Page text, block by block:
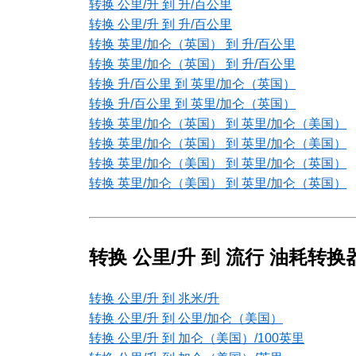
转换 公里/升 到 升/百公里
转换 公里/升 到 升/百公里
转换 英里/加仑（英国） 到 升/百公里
转换 英里/加仑（英国） 到 升/百公里
转换 升/百公里 到 英里/加仑（英国）
转换 升/百公里 到 英里/加仑（英国）
转换 英里/加仑（英国） 到 英里/加仑（美国）
转换 英里/加仑（英国） 到 英里/加仑（美国）
转换 英里/加仑（美国） 到 英里/加仑（英国）
转换 英里/加仑（美国） 到 英里/加仑（英国）
转换 公里/升 到 流行 油耗转换
转换 公里/升 到 兆米/升
转换 公里/升 到 公里/加仑（美国）
转换 公里/升 到 加仑（美国）/100英里